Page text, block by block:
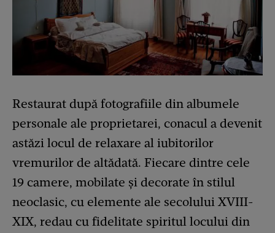
Restaurat după fotografiile din albumele
personale ale proprietarei, conacul a devenit
astăzi locul de relaxare al iubitorilor
vremurilor de altădată. Fiecare dintre cele
19 camere, mobilate și decorate în stilul
neoclasic, cu elemente ale secolului XVIII-
XIX, redau cu fidelitate spiritul locului din